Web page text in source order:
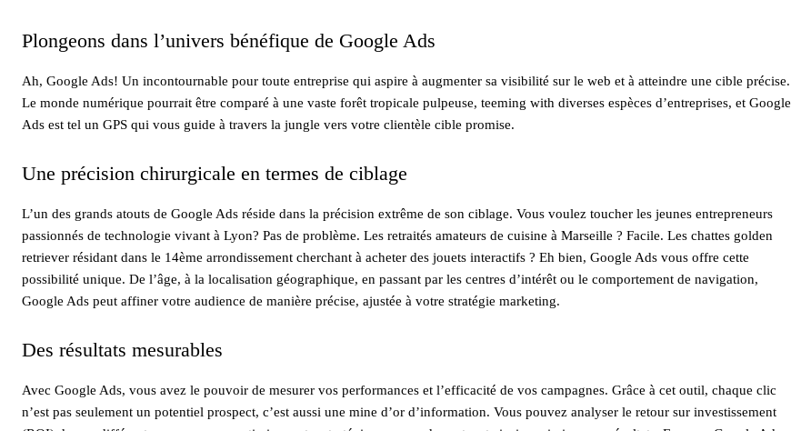
Plongeons dans l’univers bénéfique de Google Ads
Ah, Google Ads! Un incontournable pour toute entreprise qui aspire à augmenter sa visibilité sur le web et à atteindre une cible précise.
Le monde numérique pourrait être comparé à une vaste forêt tropicale pulpeuse, teeming with diverses espèces d’entreprises, et Google
Ads est tel un GPS qui vous guide à travers la jungle vers votre clientèle cible promise.
Une précision chirurgicale en termes de ciblage
L’un des grands atouts de Google Ads réside dans la précision extrême de son ciblage. Vous voulez toucher les jeunes entrepreneurs
passionnés de technologie vivant à Lyon? Pas de problème. Les retraités amateurs de cuisine à Marseille ? Facile. Les chattes golden
retriever résidant dans le 14ème arrondissement cherchant à acheter des jouets interactifs ? Eh bien, Google Ads vous offre cette
possibilité unique. De l’âge, à la localisation géographique, en passant par les centres d’intérêt ou le comportement de navigation,
Google Ads peut affiner votre audience de manière précise, ajustée à votre stratégie marketing.
Des résultats mesurables
Avec Google Ads, vous avez le pouvoir de mesurer vos performances et l’efficacité de vos campagnes. Grâce à cet outil, chaque clic
n’est pas seulement un potentiel prospect, c’est aussi une mine d’or d’information. Vous pouvez analyser le retour sur investissement